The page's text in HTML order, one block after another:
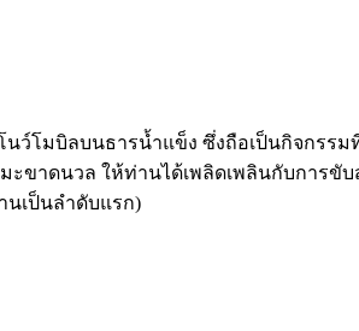
โมบิลบนธารน้ำแข็ง ซึ่งถือเป็นกิจกรร
ขาดนวล ให้ท่านได้เพลิดเพลินกับการ
นเป็นลำดับแรก)